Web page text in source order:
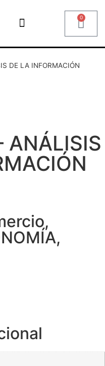
0
DE LA INFORMACIÓN
ANÁLISIS
,
,